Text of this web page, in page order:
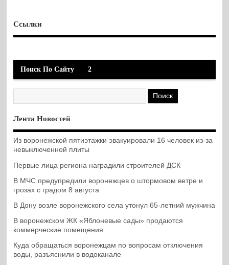
Ссылки
Поиск По Сайту 2
Лента Новостей
Из воронежской пятиэтажки эвакуировали 16 человек из-за
невыключенной плиты
Первые лица региона наградили строителей ДСК
В МЧС предупредили воронежцев о штормовом ветре и
грозах с градом 8 августа
В Дону возле воронежского села утонул 65-летний мужчина
В воронежском ЖК «Яблоневые сады» продаются
коммерческие помещения
Куда обращаться воронежцам по вопросам отключения
воды, разъяснили в водоканале